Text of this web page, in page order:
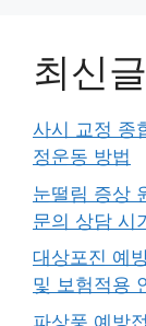
최신글
사시 교정 종
정운동 방법
눈떨림 증상
문의 상담 시
대상포진 예
및 보험적용
파상풍 예방